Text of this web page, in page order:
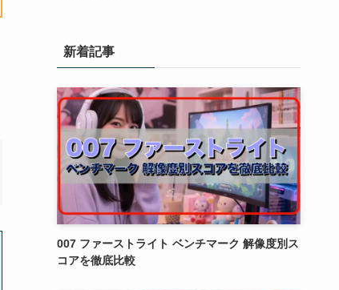
新着記事
007 ファーストライト ベンチマーク 解像度別ス
コアを徹底比較